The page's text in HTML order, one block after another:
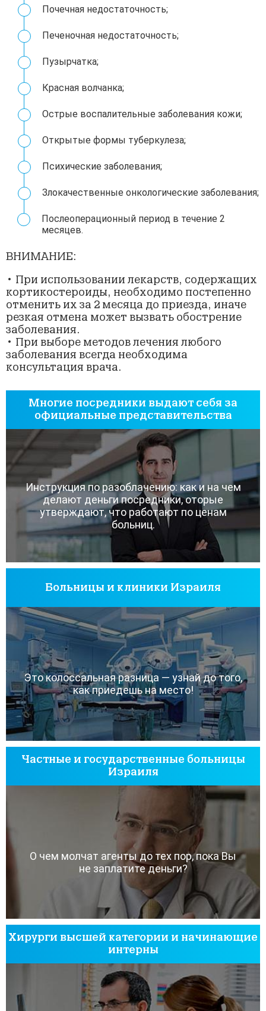
Почечная недостаточность;
Печеночная недостаточность;
Пузырчатка;
Красная волчанкa;
Острые воспалительные заболевания кожи;
Открытые формы туберкулеза;
Психические заболевания;
Злокачественные онкологические заболевания;
Послеоперационный период в течение 2
месяцев.
ВНИМАНИЕ:
• При использовании лекарств, содержащих
кортикостероиды, необходимо постепенно
отменить их за 2 месяца до приезда, иначе
резкая отмена может вызвать обострение
заболевания.
• При выборе методов лечения любого
заболевания всегда необходима
консультация врача.
Многие посредники выдают себя за
официальные представительства
Инструкция по разоблачению: как и на чем
делают деньги посредники, оторые
утверждают, что работают по ценам
больниц.
Больницы и клиники Израиля
Это колоссальная разница — узнай до того,
как приедешь на место!
Частные и государственные больницы
Израиля
О чем молчат агенты до тех пор, пока Вы
не заплатите деньги?
Хирурги высшей категории и начинающие
интерны